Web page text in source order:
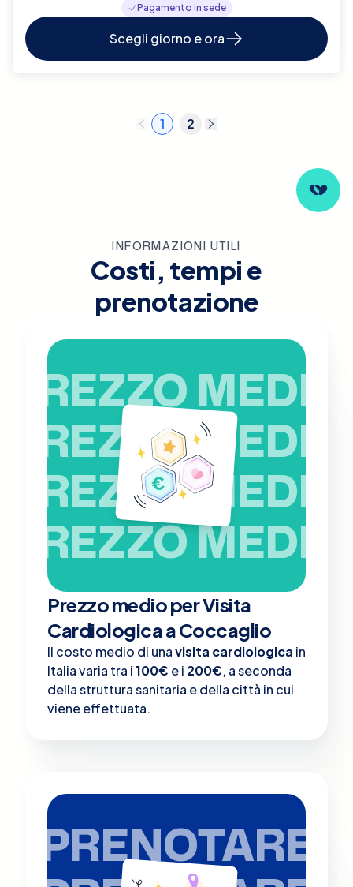
Pagamento in sede
Scegli giorno e ora
1 2
INFORMAZIONI UTILI
Costi, tempi e
prenotazione
PREZZO MEDIO
PREZZO MEDIO
PREZZO MEDIO
PREZZO MEDIO
Prezzo medio per Visita
Cardiologica a Coccaglio
Il costo medio di unavisita cardiologica in
Italia varia tra i100€ e i 200€, a seconda
della struttura sanitaria e della città in cui
viene effettuata.
PRENOTARE